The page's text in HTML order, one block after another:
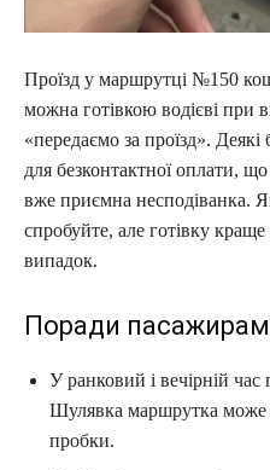
Проїзд у маршрутці №150
можна готівкою водієві при
«передаємо за проїзд».
для безконтактної оплати,
вже приємна несподіванка.
спробуйте, але готівку
випадок.
Поради пасажирам
У ранковий і вечірній
Шулявка маршрутка може
пробки.